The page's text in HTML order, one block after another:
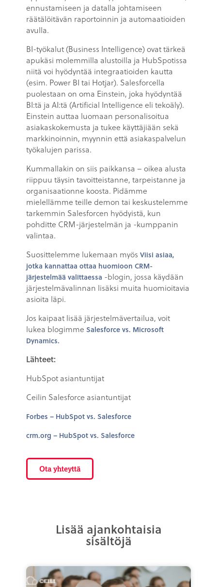
ennustamiseen ja datalla johtamiseen
räätälöitävän raportoinnin ja automaatioiden
avulla.
BI-työkalut (Business Intelligence) ovat tärkeä
apukäsi molemmilla alustoilla ja HubSpotissa
niitä voi hyödyntää integraatioiden kautta
(esim. Power BI tai Hotjar). Salesforcella
puolestaan on oma Einstein, joka hyödyntää
BI:tä ja AI:tä (Artificial Intelligence eli tekoäly).
Einstein auttaa luomaan personalisoitua
asiakaskokemusta ja tukee käyttäjiään sekä
markkinoinnin, myynnin että asiakaspalvelun
työkalujen parissa.
Kummallakin on siis paikkansa – oikea alusta
riippuu täysin tavoitteistanne, tarpeistanne ja
organisaationne koosta. Pidämme
mielellämme teille demon tai keskustelemme
tarkemmin Salesforcen hyödyistä, kun
pohditte CRM-järjestelmän ja -kumppanin
valintaa.
Suosittelemme lukemaan myös Viisi asiaa,
jotka kannattaa ottaa huomioon CRM-
järjestelmää valittaessa -blogin, jossa käydään
järjestelmävalinnan lisäksi muita huomioitavia
asioita läpi.
Jos kaipaat lisää järjestelmävertailua, voit
lukea blogimme Salesforce vs. Microsoft
Dynamics.
Lähteet:
HubSpot asiantuntijat
Ceilin Salesforce asiantuntijat
Forbes – HubSpot vs. Salesforce
crm.org – HubSpot vs. Salesforce
Ota yhteyttä
Lisää ajankohtaisia
sisältöjä